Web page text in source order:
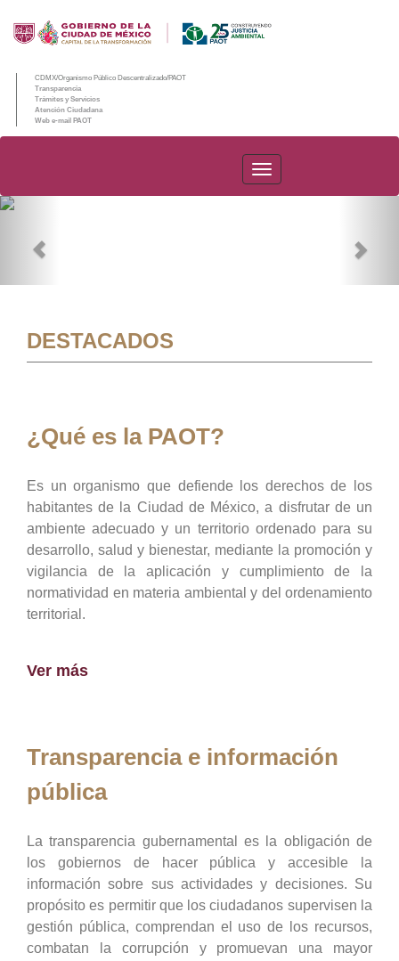
CDMX/Organismo Público Descentralizado/PAOT
Transparencia
Trámites y Servicios
Atención Ciudadana
Web e-mail PAOT
PAOT
DESTACADOS
¿Qué es la PAOT?
Es un organismo que defiende los derechos de los
habitantes de la Ciudad de México, a disfrutar de un
ambiente adecuado y un territorio ordenado para su
desarrollo, salud y bienestar, mediante la promoción y
vigilancia de la aplicación y cumplimiento de la
normatividad en materia ambiental y del ordenamiento
territorial.
Ver más
Transparencia e información
pública
La transparencia gubernamental es la obligación de
los gobiernos de hacer pública y accesible la
información sobre sus actividades y decisiones. Su
propósito es permitir que los ciudadanos supervisen la
gestión pública, comprendan el uso de los recursos,
combatan la corrupción y promuevan una mayor